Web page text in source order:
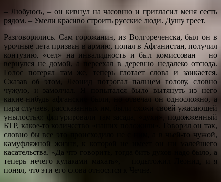
– Любуюсь, – он кивнул на часовню и пригласил меня сесть
рядом. – Умели красиво строить русские люди. Душу греет.
Разговорились. Сам горожанин, из Волгореченска, был он в
урочные лета призван в армию, попал в Афганистан, получил
контузию, «сел» на инвалидность и был комиссован – но
вернулся не домой, а переехал в деревню недалеко отсюда.
Голос потерял там же, теперь глотает слова и заикается.
Сказав об этом, Леонид потрогал пальцем голову, словно
чужую, и замолчал. Я попытался было вытянуть из него
какие-нибудь афганские были, но отвечал он односложно, а
пара случаев, рассказанных им, были схожи своей ужасающей
унылостью: фигурировали там засада, «духи», подожженный
БТР, какое-то количество «наших положили». Говорил он так,
словно бы все это происходило не с ним, а в чьей-то чужой,
камуфляжной жизни, к которой не имеет он ни малейшего
касательства. «Да что говорить, тогда бить духов надо было, а
теперь нечего кулаками махать», – подытожил Леонид, и я
понял, что эти его слова относятся к Чечне.